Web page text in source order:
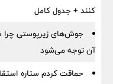
کنند + جدول کامل
جوش‌های زیرپوستی چرا
آن توجه می‌شود
حماقت کردم ستاره